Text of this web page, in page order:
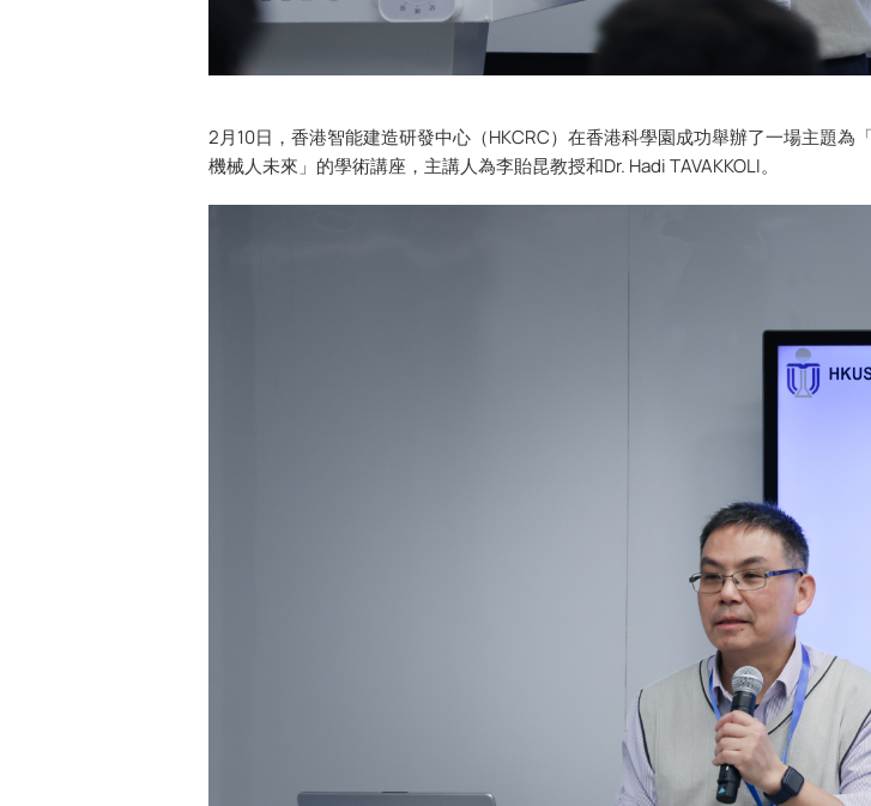
2月10日，香港智能建造研發中心（HKCRC）在香港科學園成功舉辦了一場主題
機械人未來」的學術講座，主講人為李貽昆教授和Dr. Hadi TAVAKKOLI。